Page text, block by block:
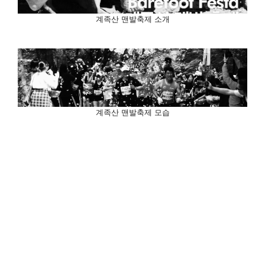
계족산 맨발축제 소개
계족산 맨발축제 모습